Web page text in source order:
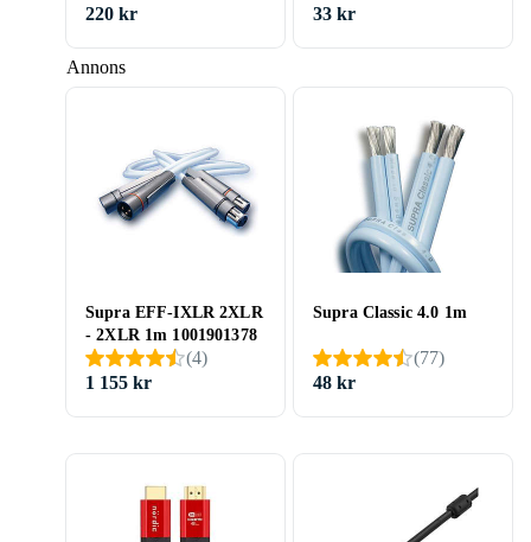
Annons
PS5 HDMI Kabel 2m
220 kr
33 kr
Supra EFF-IXLR 2XLR
- 2XLR 1m 1001901378
(4)
1 155 kr
Supra Classic 4.0 1m
(77)
48 kr